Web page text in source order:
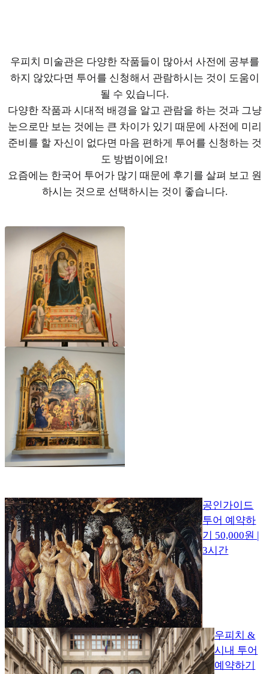
우피치 미술관은 다양한 작품들이 많아서 사전에 공부를
하지 않았다면 투어를 신청해서 관람하시는 것이 도움이
될 수 있습니다.
다양한 작품과 시대적 배경을 알고 관람을 하는 것과 그냥
눈으로만 보는 것에는 큰 차이가 있기 때문에 사전에 미리
준비를 할 자신이 없다면 마음 편하게 투어를 신청하는 것
도 방법이에요!
요즘에는 한국어 투어가 많기 때문에 후기를 살펴 보고 원
하시는 것으로 선택하시는 것이 좋습니다.
공인가이드
투어 예약하
기 50,000원 |
3시간
우피치 &
시내 투어
예약하기